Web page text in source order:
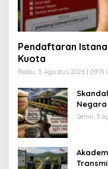
Pendaftaran
Kuota
Rabu, 5 Agustus 2026 | 09:13
Negara
Senin, 3